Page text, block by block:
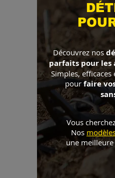
Découvrez nos
parfaits pour les
Simples,
pour faire
Vous
Nos
une